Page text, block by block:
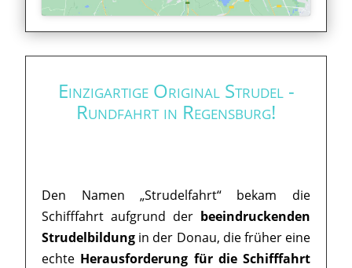
Einzigartige Original Strudel -
Rundfahrt in Regensburg!
Den Namen „Strudelfahrt“ bekam die
Schifffahrt aufgrund der beeindruckenden
Strudelbildung in der Donau, die früher eine
echte Herausforderung für die Schifffahrt